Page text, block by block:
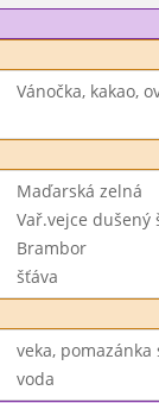
Vánočka, kakao,
Maďarská zelná
Vař.vejce dušený
Brambor
šťáva
veka,
voda